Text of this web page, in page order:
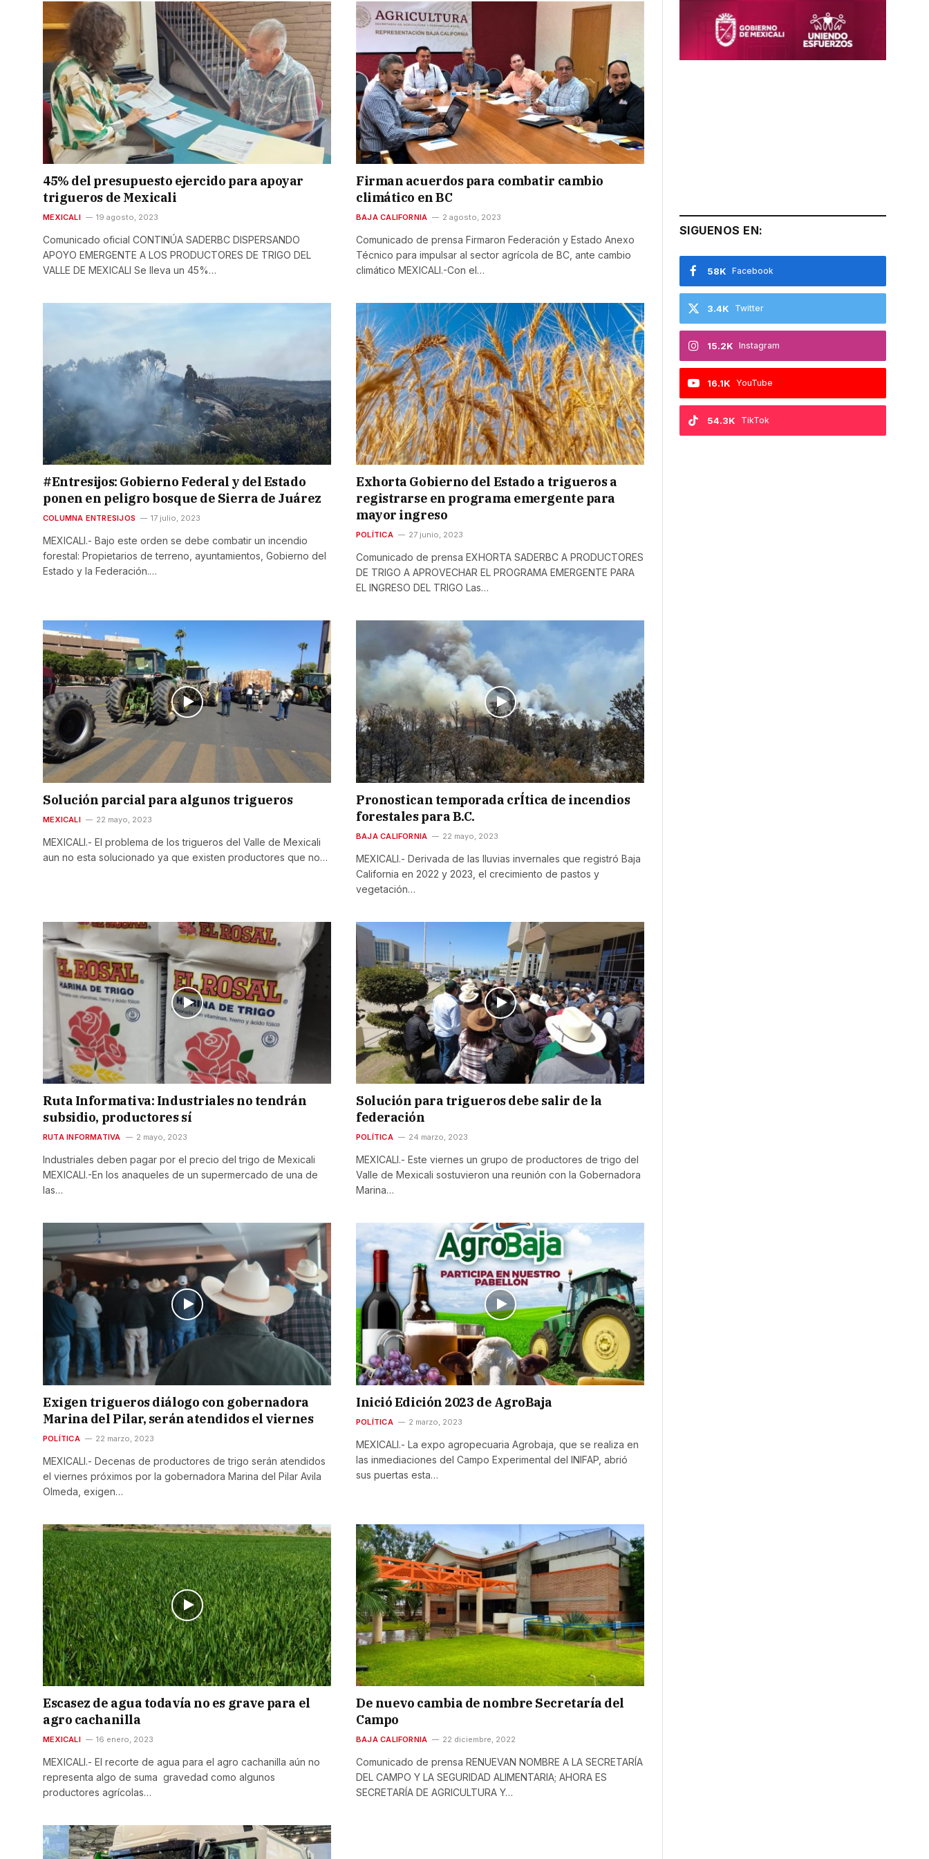
45% del presupuesto ejercido para apoyar
trigueros de Mexicali
MEXICALI 19 agosto, 2023
Comunicado oficial CONTINÚA SADERBC DISPERSANDO
APOYO EMERGENTE A LOS PRODUCTORES DE TRIGO DEL
VALLE DE MEXICALI Se lleva un 45%…
Firman acuerdos para combatir cambio
climático en BC
BAJA CALIFORNIA 2 agosto, 2023
Comunicado de prensa Firmaron Federación y Estado Anexo
Técnico para impulsar al sector agrícola de BC, ante cambio
climático MEXICALI.-Con el…
#Entresijos: Gobierno Federal y del Estado
ponen en peligro bosque de Sierra de Juárez
COLUMNA ENTRESIJOS 17 julio, 2023
MEXICALI.- Bajo este orden se debe combatir un incendio
forestal: Propietarios de terreno, ayuntamientos, Gobierno del
Estado y la Federación.…
Exhorta Gobierno del Estado a trigueros a
registrarse en programa emergente para
mayor ingreso
POLÍTICA 27 junio, 2023
Comunicado de prensa EXHORTA SADERBC A PRODUCTORES
DE TRIGO A APROVECHAR EL PROGRAMA EMERGENTE PARA
EL INGRESO DEL TRIGO Las…
Solución parcial para algunos trigueros
MEXICALI 22 mayo, 2023
MEXICALI.- El problema de los trigueros del Valle de Mexicali
aun no esta solucionado ya que existen productores que no…
Pronostican temporada crÍtica de incendios
forestales para B.C.
BAJA CALIFORNIA 22 mayo, 2023
MEXICALI.- Derivada de las lluvias invernales que registró Baja
California en 2022 y 2023, el crecimiento de pastos y
vegetación…
Ruta Informativa: Industriales no tendrán
subsidio, productores sí
RUTA INFORMATIVA 2 mayo, 2023
Industriales deben pagar por el precio del trigo de Mexicali
MEXICALI.-En los anaqueles de un supermercado de una de
las…
Solución para trigueros debe salir de la
federación
POLÍTICA 24 marzo, 2023
MEXICALI.- Este viernes un grupo de productores de trigo del
Valle de Mexicali sostuvieron una reunión con la Gobernadora
Marina…
Exigen trigueros diálogo con gobernadora
Marina del Pilar, serán atendidos el viernes
POLÍTICA 22 marzo, 2023
MEXICALI.- Decenas de productores de trigo serán atendidos
el viernes próximos por la gobernadora Marina del Pilar Avila
Olmeda, exigen…
Inició Edición 2023 de AgroBaja
POLÍTICA 2 marzo, 2023
MEXICALI.- La expo agropecuaria Agrobaja, que se realiza en
las inmediaciones del Campo Experimental del INIFAP, abrió
sus puertas esta…
Escasez de agua todavía no es grave para el
agro cachanilla
MEXICALI 16 enero, 2023
MEXICALI.- El recorte de agua para el agro cachanilla aún no
representa algo de suma gravedad como algunos
productores agrícolas…
De nuevo cambia de nombre Secretaría del
Campo
BAJA CALIFORNIA 22 diciembre, 2022
Comunicado de prensa RENUEVAN NOMBRE A LA SECRETARÍA
DEL CAMPO Y LA SEGURIDAD ALIMENTARIA; AHORA ES
SECRETARÍA DE AGRICULTURA Y…
SIGUENOS EN:
Facebook
58K
Twitter
3.4K
Instagram
15.2K
YouTube
16.1K
TikTok
54.3K